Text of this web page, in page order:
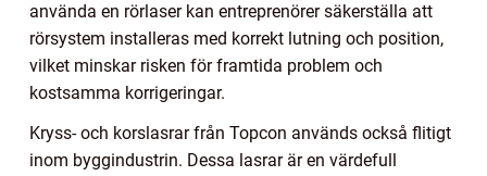
använda en rörlaser kan entreprenörer säkerställa att
rörsystem installeras med korrekt lutning och position,
vilket minskar risken för framtida problem och
kostsamma korrigeringar.
Kryss- och korslasrar från Topcon används också flitigt
inom byggindustrin. Dessa lasrar är en värdefull